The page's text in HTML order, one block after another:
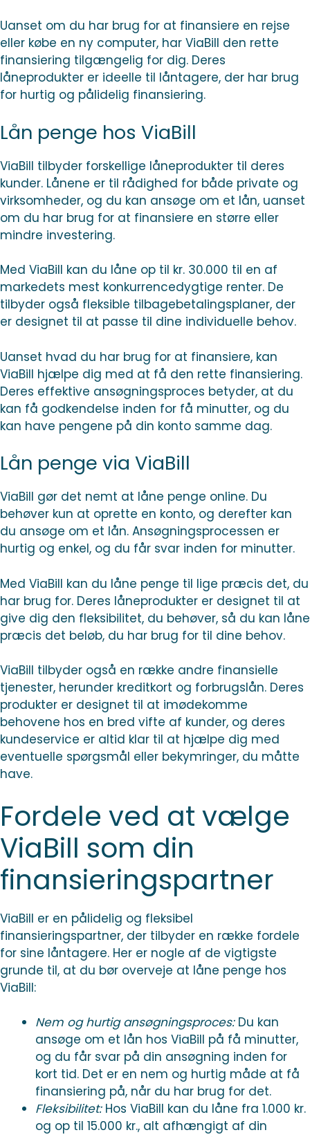
Uanset om du har brug for at finansiere en rejse
eller købe en ny computer, har ViaBill den rette
finansiering tilgængelig for dig. Deres
låneprodukter er ideelle til låntagere, der har brug
for hurtig og pålidelig finansiering.
Lån penge hos ViaBill
ViaBill tilbyder forskellige låneprodukter til deres
kunder. Lånene er til rådighed for både private og
virksomheder, og du kan ansøge om et lån, uanset
om du har brug for at finansiere en større eller
mindre investering.
Med ViaBill kan du låne op til kr. 30.000 til en af
markedets mest konkurrencedygtige renter. De
tilbyder også fleksible tilbagebetalingsplaner, der
er designet til at passe til dine individuelle behov.
Uanset hvad du har brug for at finansiere, kan
ViaBill hjælpe dig med at få den rette finansiering.
Deres effektive ansøgningsproces betyder, at du
kan få godkendelse inden for få minutter, og du
kan have pengene på din konto samme dag.
Lån penge via ViaBill
ViaBill gør det nemt at låne penge online. Du
behøver kun at oprette en konto, og derefter kan
du ansøge om et lån. Ansøgningsprocessen er
hurtig og enkel, og du får svar inden for minutter.
Med ViaBill kan du låne penge til lige præcis det, du
har brug for. Deres låneprodukter er designet til at
give dig den fleksibilitet, du behøver, så du kan låne
præcis det beløb, du har brug for til dine behov.
ViaBill tilbyder også en række andre finansielle
tjenester, herunder kreditkort og forbrugslån. Deres
produkter er designet til at imødekomme
behovene hos en bred vifte af kunder, og deres
kundeservice er altid klar til at hjælpe dig med
eventuelle spørgsmål eller bekymringer, du måtte
have.
Fordele ved at vælge
ViaBill som din
finansieringspartner
ViaBill er en pålidelig og fleksibel
finansieringspartner, der tilbyder en række fordele
for sine låntagere. Her er nogle af de vigtigste
grunde til, at du bør overveje at låne penge hos
ViaBill:
Nem og hurtig ansøgningsproces:Du kan
ansøge om et lån hos ViaBill på få minutter,
og du får svar på din ansøgning inden for
kort tid. Det er en nem og hurtig måde at få
finansiering på, når du har brug for det.
Fleksibilitet:Hos ViaBill kan du låne fra 1.000 kr.
og op til 15.000 kr., alt afhængigt af din